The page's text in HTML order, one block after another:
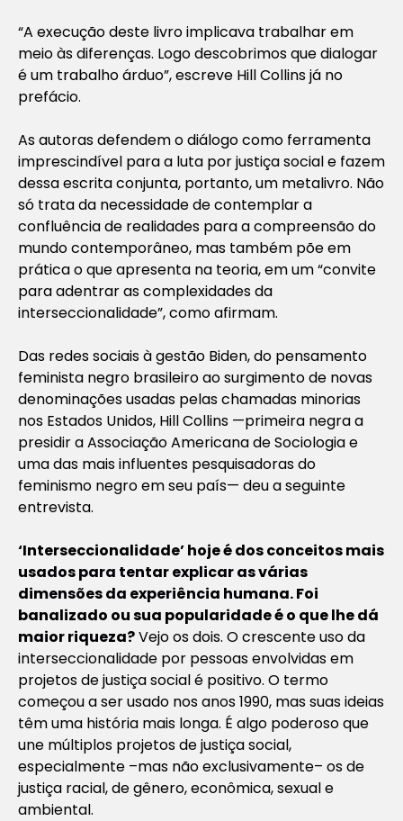
“A execução deste livro implicava trabalhar em
meio às diferenças. Logo descobrimos que dialogar
é um trabalho árduo”, escreve Hill Collins já no
prefácio.
As autoras defendem o diálogo como ferramenta
imprescindível para a luta por justiça social e fazem
dessa escrita conjunta, portanto, um metalivro. Não
só trata da necessidade de contemplar a
confluência de realidades para a compreensão do
mundo contemporâneo, mas também põe em
prática o que apresenta na teoria, em um “convite
para adentrar as complexidades da
interseccionalidade”, como afirmam.
Das redes sociais à gestão Biden, do pensamento
feminista negro brasileiro ao surgimento de novas
denominações usadas pelas chamadas minorias
nos Estados Unidos, Hill Collins —primeira negra a
presidir a Associação Americana de Sociologia e
uma das mais influentes pesquisadoras do
feminismo negro em seu país— deu a seguinte
entrevista.
‘Interseccionalidade’ hoje é dos conceitos mais
usados para tentar explicar as várias
dimensões da experiência humana. Foi
banalizado ou sua popularidade é o que lhe dá
maior riqueza?Vejo os dois. O crescente uso da
interseccionalidade por pessoas envolvidas em
projetos de justiça social é positivo. O termo
começou a ser usado nos anos 1990, mas suas ideias
têm uma história mais longa. É algo poderoso que
une múltiplos projetos de justiça social,
especialmente –mas não exclusivamente– os de
justiça racial, de gênero, econômica, sexual e
ambiental.